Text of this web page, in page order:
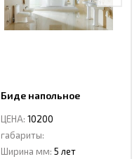
Биде напольное
ЦЕНА: 10200
габариты:
Ширина мм: 5 лет